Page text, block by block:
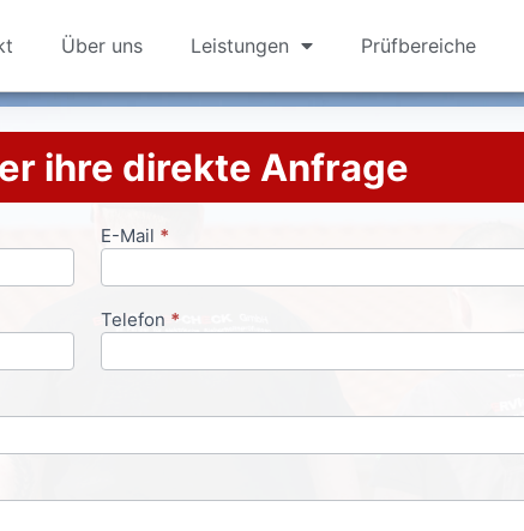
Über uns Leistungen Prüfbereiche
ihre direkte Anfrage
E-Mail *
Telefon *